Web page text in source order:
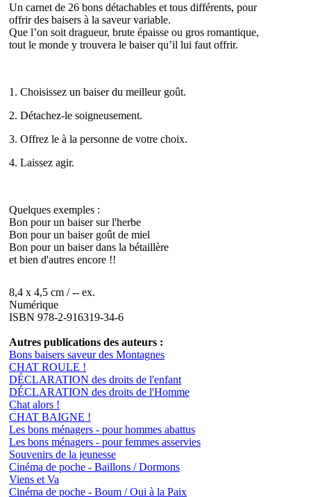
Un carnet de 26 bons détachables et tous différents, pour
offrir des baisers à la saveur variable.
Que l’on soit dragueur, brute épaisse ou gros romantique,
tout le monde y trouvera le baiser qu’il lui faut offrir.
1. Choisissez un baiser du meilleur goût.
2. Détachez-le soigneusement.
3. Offrez le à la personne de votre choix.
4. Laissez agir.
Quelques exemples :
Bon pour un baiser sur l'herbe
Bon pour un baiser goût de miel
Bon pour un baiser dans la bétaillère
et bien d'autres encore !!
8,4 x 4,5 cm / -- ex.
Numérique
ISBN 978-2-916319-34-6
Autres publications des auteurs :
Bons baisers saveur des Montagnes
CHAT ROULE !
DÉCLARATION des droits de l'enfant
DÉCLARATION des droits de l'Homme
Chat alors !
CHAT BAIGNE !
Les bons ménagers - pour hommes abattus
Les bons ménagers - pour femmes asservies
Souvenirs de la jeunesse
Cinéma de poche - Baillons / Dormons
Viens et Va
Cinéma de poche - Boum / Oui à la Paix